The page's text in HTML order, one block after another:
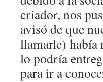
criador, nos
avisó de que
llamarle) había
lo podría
para ir a